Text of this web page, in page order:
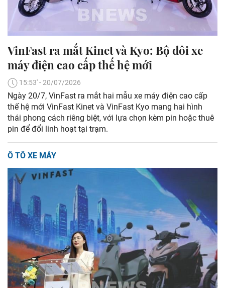
VinFast ra mắt Kinet và Kyo: Bộ đôi xe
máy điện cao cấp thế hệ mới
15:53' - 20/07/2026
Ngày 20/7, VinFast ra mắt hai mẫu xe máy điện cao cấp
thế hệ mới VinFast Kinet và VinFast Kyo mang hai hình
thái phong cách riêng biệt, với lựa chọn kèm pin hoặc thuê
pin để đổi linh hoạt tại trạm.
Ô TÔ XE MÁY